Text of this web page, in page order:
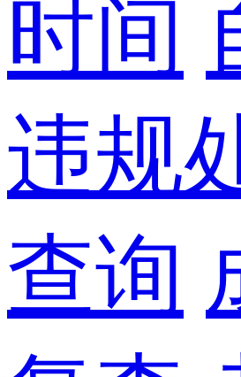
时间
违规
查询